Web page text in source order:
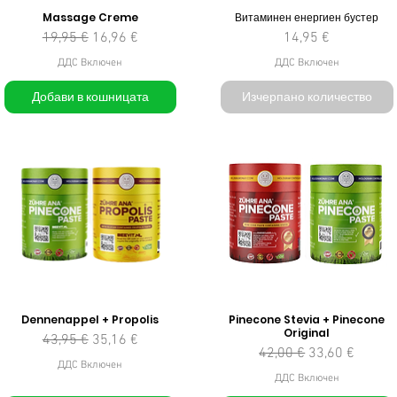
Massage Creme
Редовна цена
19,95 € Продажна цена
16,96 €
ДДС Включен
Добави в кошницата
Витаминен енергиен бустер
Цена
14,95 €
ДДС Включен
Изчерпано количество
Dennenappel + Propolis
Редовна цена
43,95 € Продажна цена
35,16 €
ДДС Включен
Pinecone Stevia + Pinecone
Original
Редовна цена
42,00 € Продажна
33,60 €
ДДС Включен